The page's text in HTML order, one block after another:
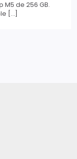
M5 de 256 GB.
[…]